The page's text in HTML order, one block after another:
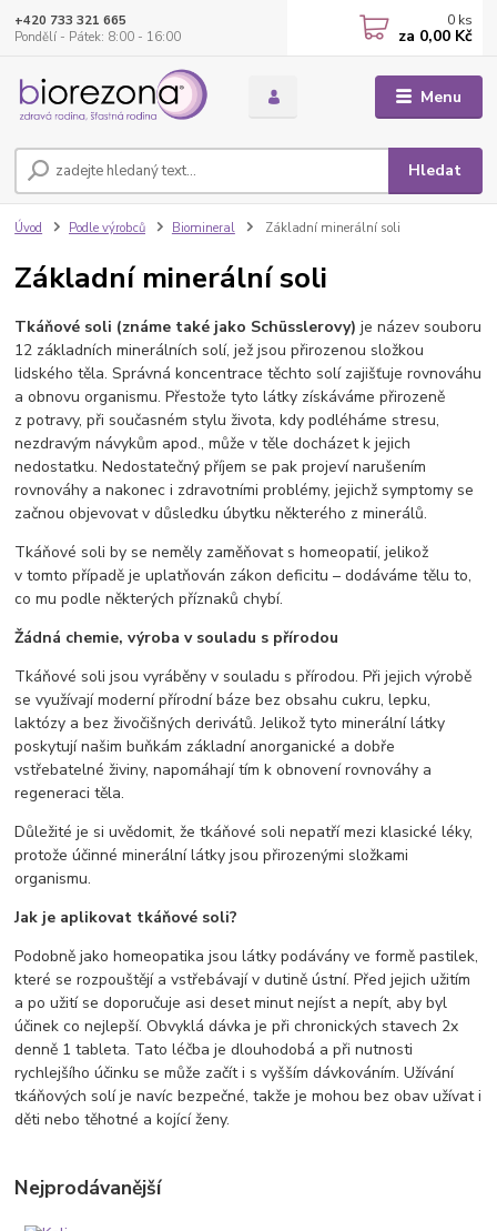
Menu
Hledat
+420 733 321 665
Pondělí - Pátek: 8:00 - 16:00
0 ks
za 0,00 Kč
Úvod Podle výrobců Biomineral Základní minerální soli
Základní minerální soli
Tkáňové soli (známe také jako Schüsslerovy) je název souboru
12 základních minerálních solí, jež jsou přirozenou složkou
lidského těla. Správná koncentrace těchto solí zajišťuje rovnováhu
a obnovu organismu. Přestože tyto látky získáváme přirozeně
z potravy, při současném stylu života, kdy podléháme stresu,
nezdravým návykům apod., může v těle docházet k jejich
nedostatku. Nedostatečný příjem se pak projeví narušením
rovnováhy a nakonec i zdravotními problémy, jejichž symptomy se
začnou objevovat v důsledku úbytku některého z minerálů.
Tkáňové soli by se neměly zaměňovat s homeopatií, jelikož
v tomto případě je uplatňován zákon deficitu – dodáváme tělu to,
co mu podle některých příznaků chybí.
Žádná chemie, výroba v souladu s přírodou
Tkáňové soli jsou vyráběny v souladu s přírodou. Při jejich výrobě
se využívají moderní přírodní báze bez obsahu cukru, lepku,
laktózy a bez živočišných derivátů. Jelikož tyto minerální látky
poskytují našim buňkám základní anorganické a dobře
vstřebatelné živiny, napomáhají tím k obnovení rovnováhy a
regeneraci těla.
Důležité je si uvědomit, že tkáňové soli nepatří mezi klasické léky,
protože účinné minerální látky jsou přirozenými složkami
organismu.
Jak je aplikovat tkáňové soli?
Podobně jako homeopatika jsou látky podávány ve formě pastilek,
které se rozpouštějí a vstřebávají v dutině ústní. Před jejich užitím
a po užití se doporučuje asi deset minut nejíst a nepít, aby byl
účinek co nejlepší. Obvyklá dávka je při chronických stavech 2x
denně 1 tableta. Tato léčba je dlouhodobá a při nutnosti
rychlejšího účinku se může začít i s vyšším dávkováním. Užívání
tkáňových solí je navíc bezpečné, takže je mohou bez obav užívat i
děti nebo těhotné a kojící ženy.
Nejprodávanější